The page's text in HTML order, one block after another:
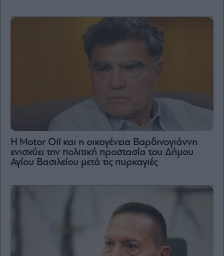
Η Motor Oil και η οικογένεια Βαρδινογιάννη
ενισχύει την πολιτική προστασία του Δήμου
Αγίου Βασιλείου μετά τις πυρκαγιές